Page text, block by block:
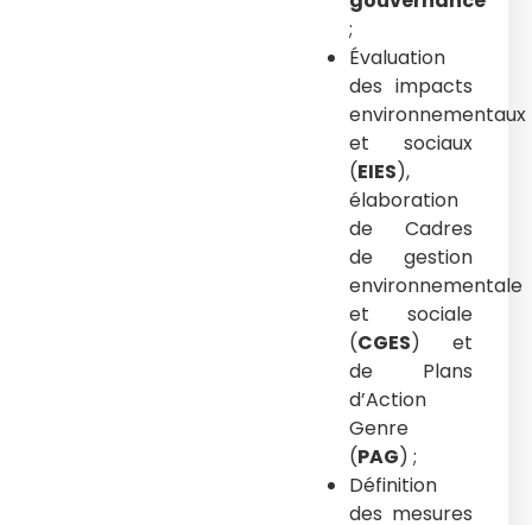
;
Évaluation
des impacts
environnementaux
et sociaux
(EIES),
élaboration
de Cadres
de gestion
environnementale
et sociale
(CGES) et
de Plans
d’Action
Genre
(PAG) ;
Définition
des mesures